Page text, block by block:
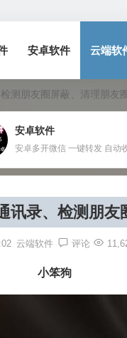
安卓软件 云端软
测朋友圈屏蔽、清理朋友
安卓软件
讯录、检测朋
云端软件 评论
小笨狗